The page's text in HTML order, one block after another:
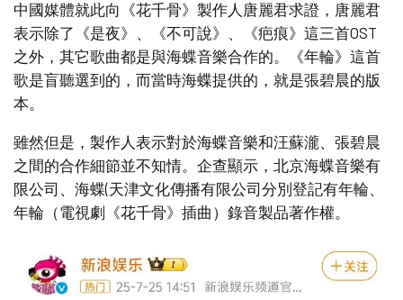
中國媒體就此向《花千骨》製作人唐麗君求證，唐麗君
表示除了《是夜》、《不可說》、《疤痕》這三首OST
之外，其它歌曲都是與海蝶音樂合作的。《年輪》這首
歌是盲聽選到的，而當時海蝶提供的，就是張碧晨的版
本。
雖然但是，製作人表示對於海蝶音樂和汪蘇瀧、張碧晨
之間的合作細節並不知情。企查顯示，北京海蝶音樂有
限公司、海蝶(天津文化傳播有限公司分別登記有年輪、
年輪（電視劇《花千骨》插曲）錄音製品著作權。